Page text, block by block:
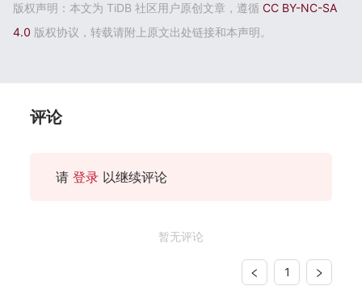
版权声明：本文为 TiDB 社区用户原创文章，遵循 CC BY-NC-SA
4.0 版权协议，转载请附上原文出处链接和本声明。
评论
请 登录 以继续评论
暂无评论
1